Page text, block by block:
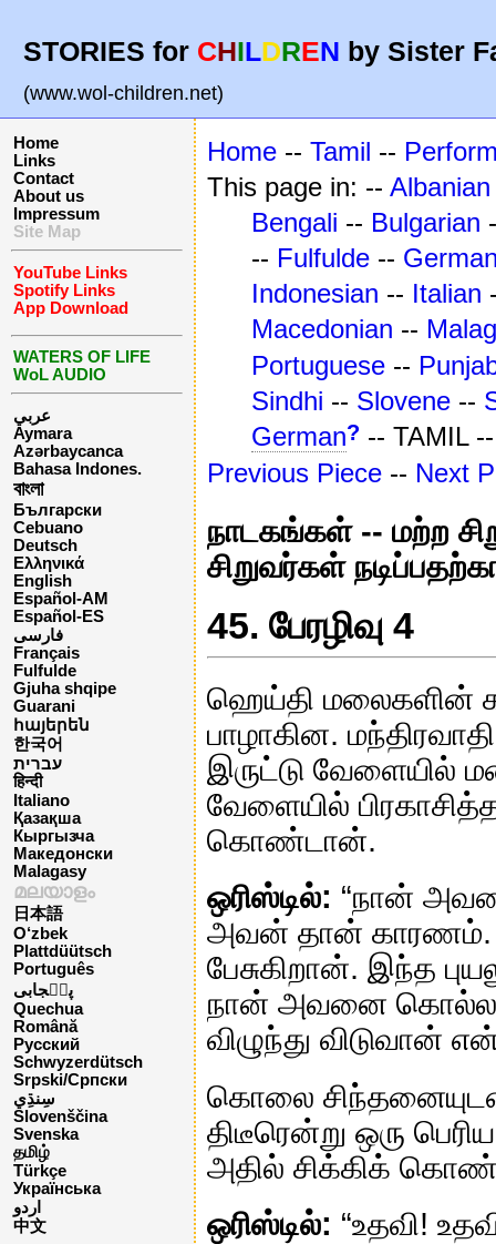
STORIES for CHILDREN by Sister
(www.wol-children.net)
Home
Links
Contact
About us
Impressum
Site Map
YouTube Links
Spotify Links
App Download
WATERS OF LIFE
WoL AUDIO
عربي
Aymara
Azərbaycanca
Bahasa Indones.
বাংলা
Български
Cebuano
Deutsch
Ελληνικά
English
Español-AM
Español-ES
فارسی
Français
Fulfulde
Gjuha shqipe
Guarani
հայերեն
한국어
עברית
हिन्दी
Italiano
Қазақша
Кыргызча
Македонски
Malagasy
മലയാളം
日本語
O‘zbek
Plattdüütsch
Português
پن٘جابی
Quechua
Română
Русский
Schwyzerdütsch
Srpski/Српски
Slovenščina
Svenska
தமிழ்
Türkçe
Українська
اردو
中文
Home -- Tamil --
This page in: -- Albanian
Bengali -- Bulgarian
-- Fulfulde --
Indonesian -- Italian
Macedonian --
Portuguese --
Sindhi -- Slovene --
German? -- TAMIL
Previous Piece -- Next
நாடகங்கள் -- மற்ற
சிறுவர்கள்
45. பேரழிவு 4
ஹெய்தி மலைகளின்
பாழாகின.
இருட்டு வேளையில்
வேளையில்
கொண்டான்.
ஒரிஸ்டில்: “நான்
அவன் தான் காரணம்.
பேசுகிறான். இந்த
நான் அவனை கொல்லப்
விழுந்து விடுவான்
கொலை
திடீரென்று ஒரு
அதில் சிக்கிக்
ஒரிஸ்டில்: “உதவி!